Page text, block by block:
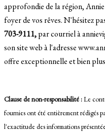
approfondie de la région,
foyer de vos rêves. N'hésitez
703-9111,par courriel à
son site web à l'adresse
offre exceptionnelle et bien
Clause de non-responsabilité :Le
fournies ont été entièrement rédigés
l'exactitude des informations